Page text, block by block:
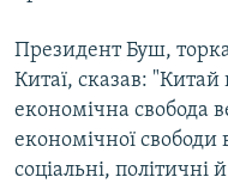
Усі сайти RFE/RL
Президент Буш,
Китаї, сказав:
економічна свобода
економічної свободи
соціальні, політичні